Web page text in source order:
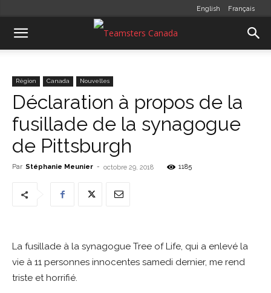
English Français
Région Canada Nouvelles
Déclaration à propos de la
fusillade de la synagogue
de Pittsburgh
Par Stéphanie Meunier - octobre 29, 2018 1185
La fusillade à la synagogue Tree of Life, qui a enlevé la
vie à 11 personnes innocentes samedi dernier, me rend
triste et horrifié.